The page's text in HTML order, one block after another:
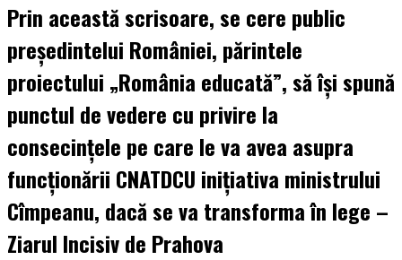
Prin această scrisoare, se cere public
președintelui României, părintele
proiectului „România educată”, să își spună
punctul de vedere cu privire la
consecințele pe care le va avea asupra
funcționării CNATDCU inițiativa ministrului
Cîmpeanu, dacă se va transforma în lege –
Ziarul Incisiv de Prahova